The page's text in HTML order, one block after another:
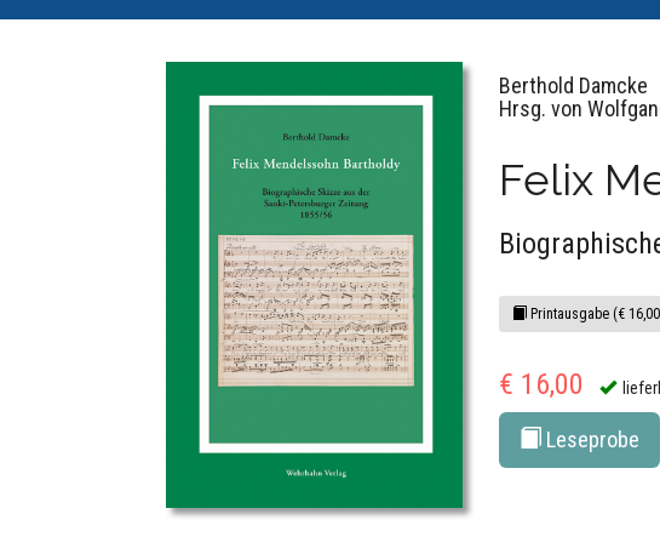
Berthold Damcke
Hrsg. von
Felix
Printausgabe (€
€ 16,00
Leseprobe